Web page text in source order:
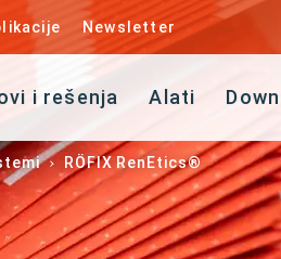
Newsletter
i rešenja Alati
RÖFIX RenEtics®